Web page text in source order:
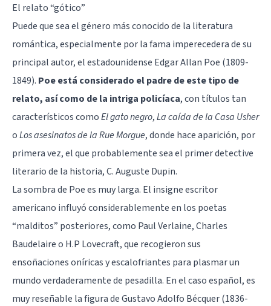
El relato “gótico”
Puede que sea el género más conocido de la literatura
romántica, especialmente por la fama imperecedera de su
principal autor, el estadounidense Edgar Allan Poe (1809-
1849). Poe está considerado el padre de este tipo de
relato, así como de la intriga policíaca, con títulos tan
característicos comoEl gato negro,La caída de la Casa Usher
oLos asesinatos de la Rue Morgue, donde hace aparición, por
primera vez, el que probablemente sea el primer detective
literario de la historia, C. Auguste Dupin.
La sombra de Poe es muy larga. El insigne escritor
americano influyó considerablemente en los poetas
“malditos” posteriores, como Paul Verlaine, Charles
Baudelaire o H.P Lovecraft, que recogieron sus
ensoñaciones oníricas y escalofriantes para plasmar un
mundo verdaderamente de pesadilla. En el caso español, es
muy reseñable la figura de Gustavo Adolfo Bécquer (1836-